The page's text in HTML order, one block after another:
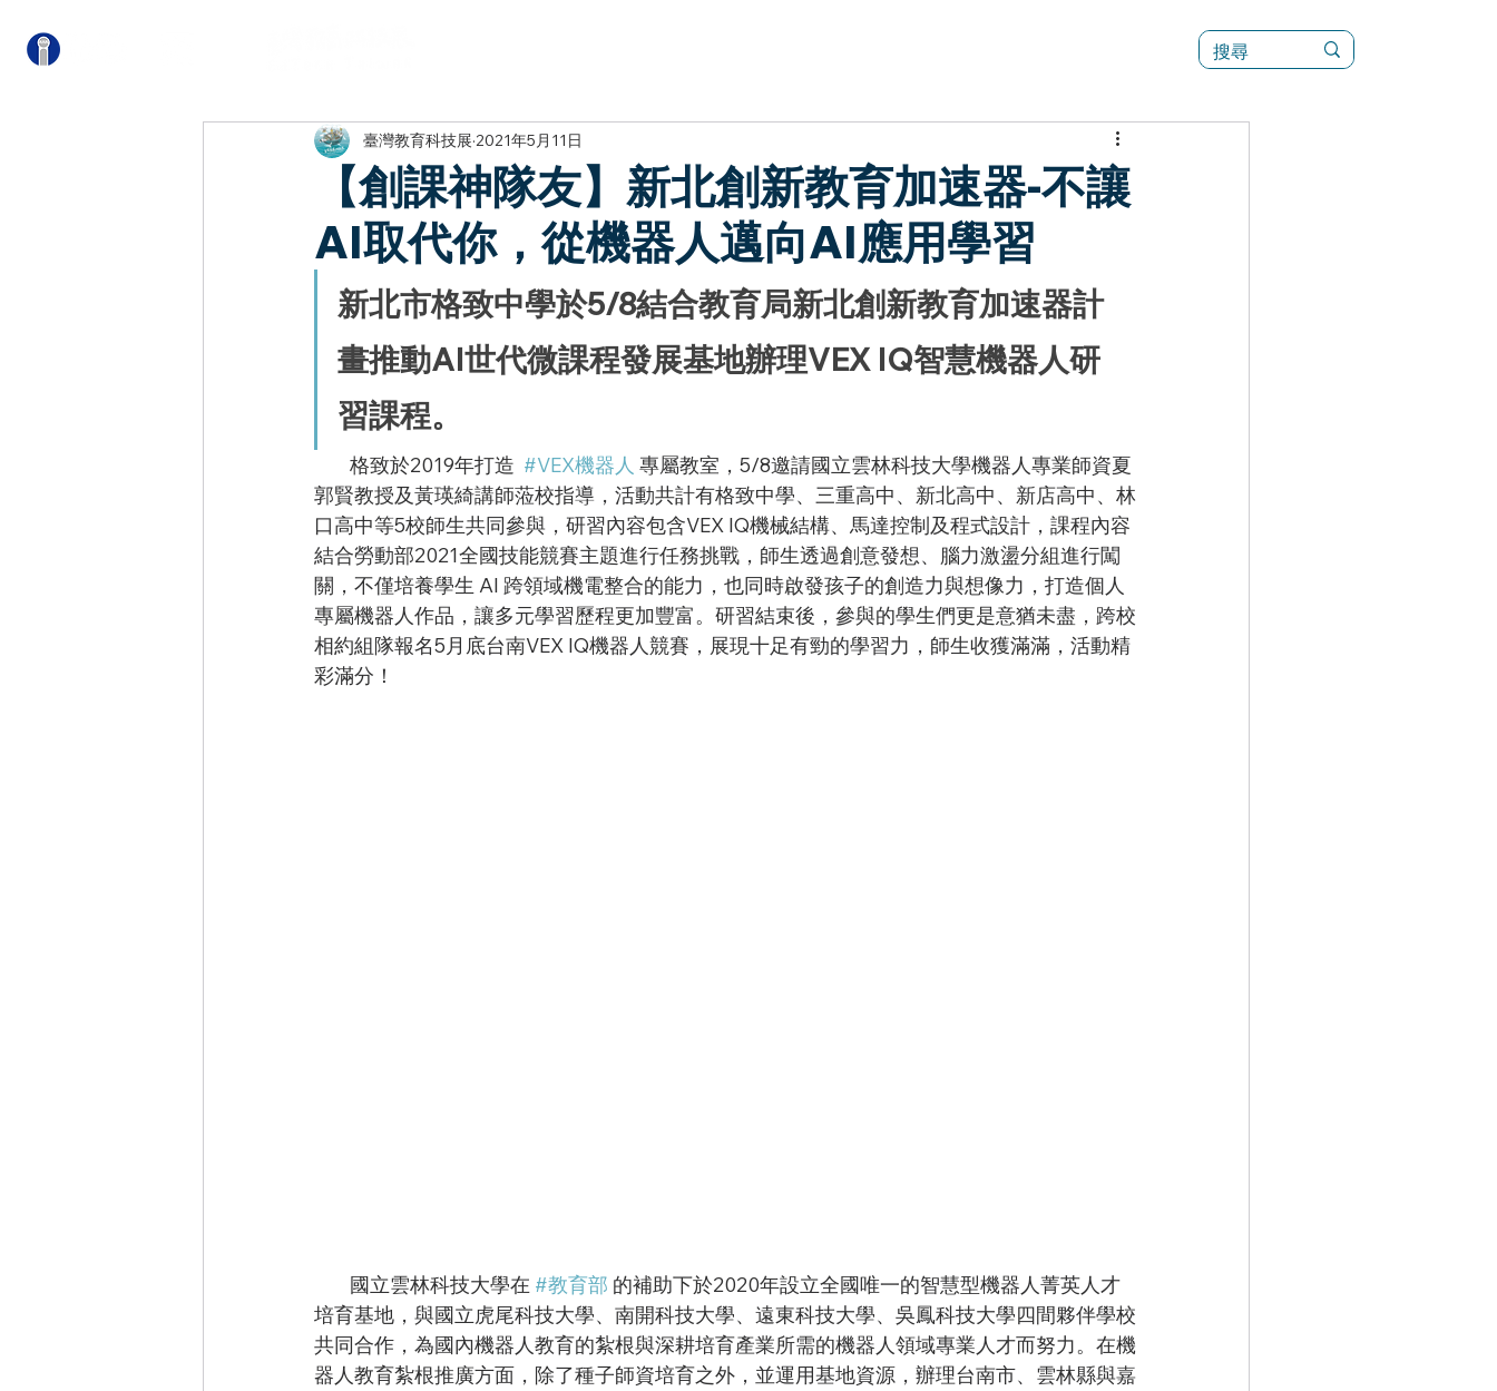
【創課神隊友】新北創新教育加速器-不讓
AI取代你，從機器人邁向AI應用學習
臺灣教育科技展 2021年5月11日
新北市格致中學於5/8結合教育局新北創新教育加速器計
畫推動AI世代微課程發展基地辦理VEX IQ智慧機器人研
習課程。
        格致於2019年打造
#VEX機器人 專屬教室，5/8邀請國立雲林科技大學機器人專業師資夏
郭賢教授及黃瑛綺講師蒞校指導，活動共計有格致中學、三重高中、新北高中、新店高中、林
口高中等5校師生共同參與，研習內容包含VEX IQ機械結構、馬達控制及程式設計，課程內容
結合勞動部2021全國技能競賽主題進行任務挑戰，師生透過創意發想、腦力激盪分組進行闖
關，不僅培養學生 AI 跨領域機電整合的能力，也同時啟發孩子的創造力與想像力，打造個人
專屬機器人作品，讓多元學習歷程更加豐富。研習結束後，參與的學生們更是意猶未盡，跨校
相約組隊報名5月底台南VEX IQ機器人競賽，展現十足有勁的學習力，師生收獲滿滿，活動精
彩滿分！
        國立雲林科技大學在
#教育部 的補助下於2020年設立全國唯一的智慧型機器人菁英人才
培育基地，與國立虎尾科技大學、南開科技大學、遠東科技大學、吳鳳科技大學四間夥伴學校
共同合作，為國內機器人教育的紮根與深耕培育產業所需的機器人領域專業人才而努力。在機
器人教育紮根推廣方面，除了種子師資培育之外，並運用基地資源，辦理台南市、雲林縣與嘉